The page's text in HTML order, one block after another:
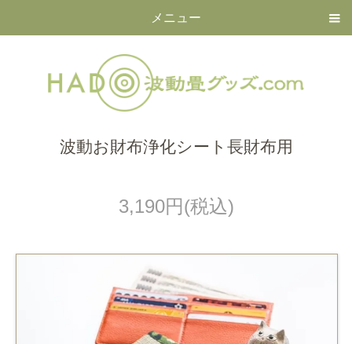
メニュー
波動お財布浄化シート長財布用
3,190円(税込)